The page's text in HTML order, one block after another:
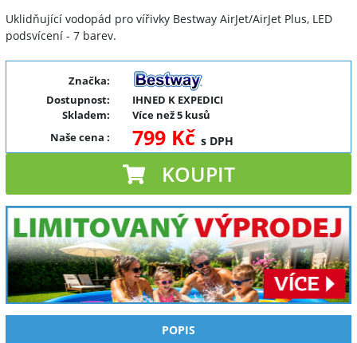
Uklidňující vodopád pro vířivky Bestway AirJet/AirJet Plus, LED
podsvícení - 7 barev.
Značka:
Dostupnost:
IHNED K EXPEDICI
Skladem:
Více než 5 kusů
Naše cena : 799 Kč s DPH
KOUPIT
POPIS